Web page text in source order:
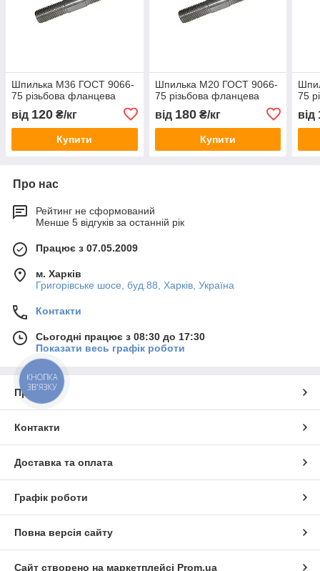
Шпилька М36 ГОСТ 9066-
75 різьбова фланцева
від 120 ₴/кг
Купити
Шпилька М20 ГОСТ 9066-
75 різьбова фланцева
від 180₴/кг
Купити
75
від
Про нас
Рейтинг не сформований
Менше 5 відгуків за останній рік
Працює з 07.05.2009
м. Харків
Григорівське шосе, буд.88, Харків, Україна
Контакти
Сьогодні працює з 08:30 до 17:30
Показати весь графік роботи
Про нас
Контакти
Доставка та оплата
Графік роботи
Повна версія сайту
Сайт створено на маркетплейсі Prom.ua
КНОПКА
ЗВ'ЯЗКУ